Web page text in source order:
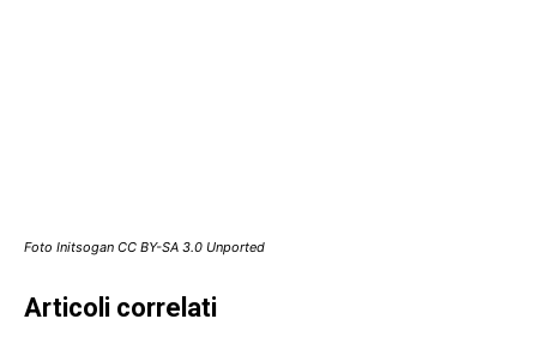
Foto Initsogan CC BY-SA 3.0 Unported
Articoli correlati